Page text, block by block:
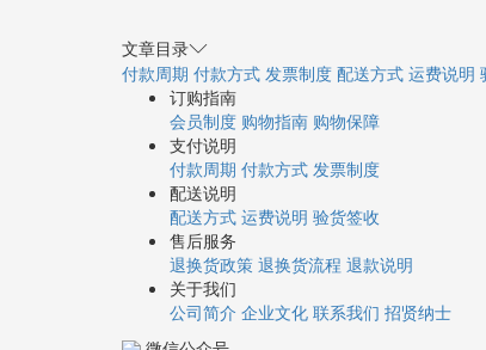
文章目录
付款周期 付款方式
订购指南
会员制度
支付说明
付款周期
配送说明
配送方式
售后服务
退换货政策
关于我们
公司简介